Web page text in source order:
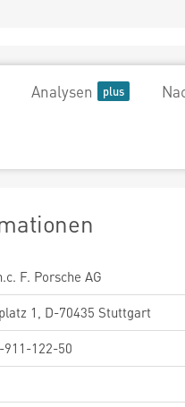
Analysen
F. Porsche AG
1, D-70435 Stuttgart
911-122-50